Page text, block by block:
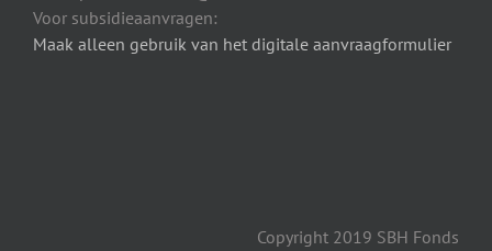
Voor subsidieaanvragen:
Maak alleen gebruik van het digitale aanvraagformulier
Copyright 2019 SBH Fonds